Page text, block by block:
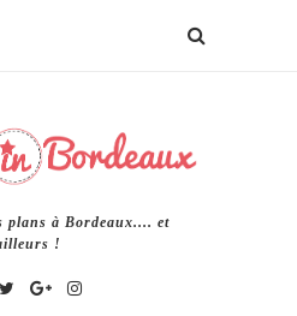
plans à Bordeaux.... et
!